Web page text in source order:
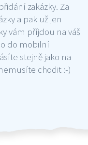
zakázky. Za
a pak už jen
vám příjdou na váš
do mobilní
stejně jako na
chodit :-)